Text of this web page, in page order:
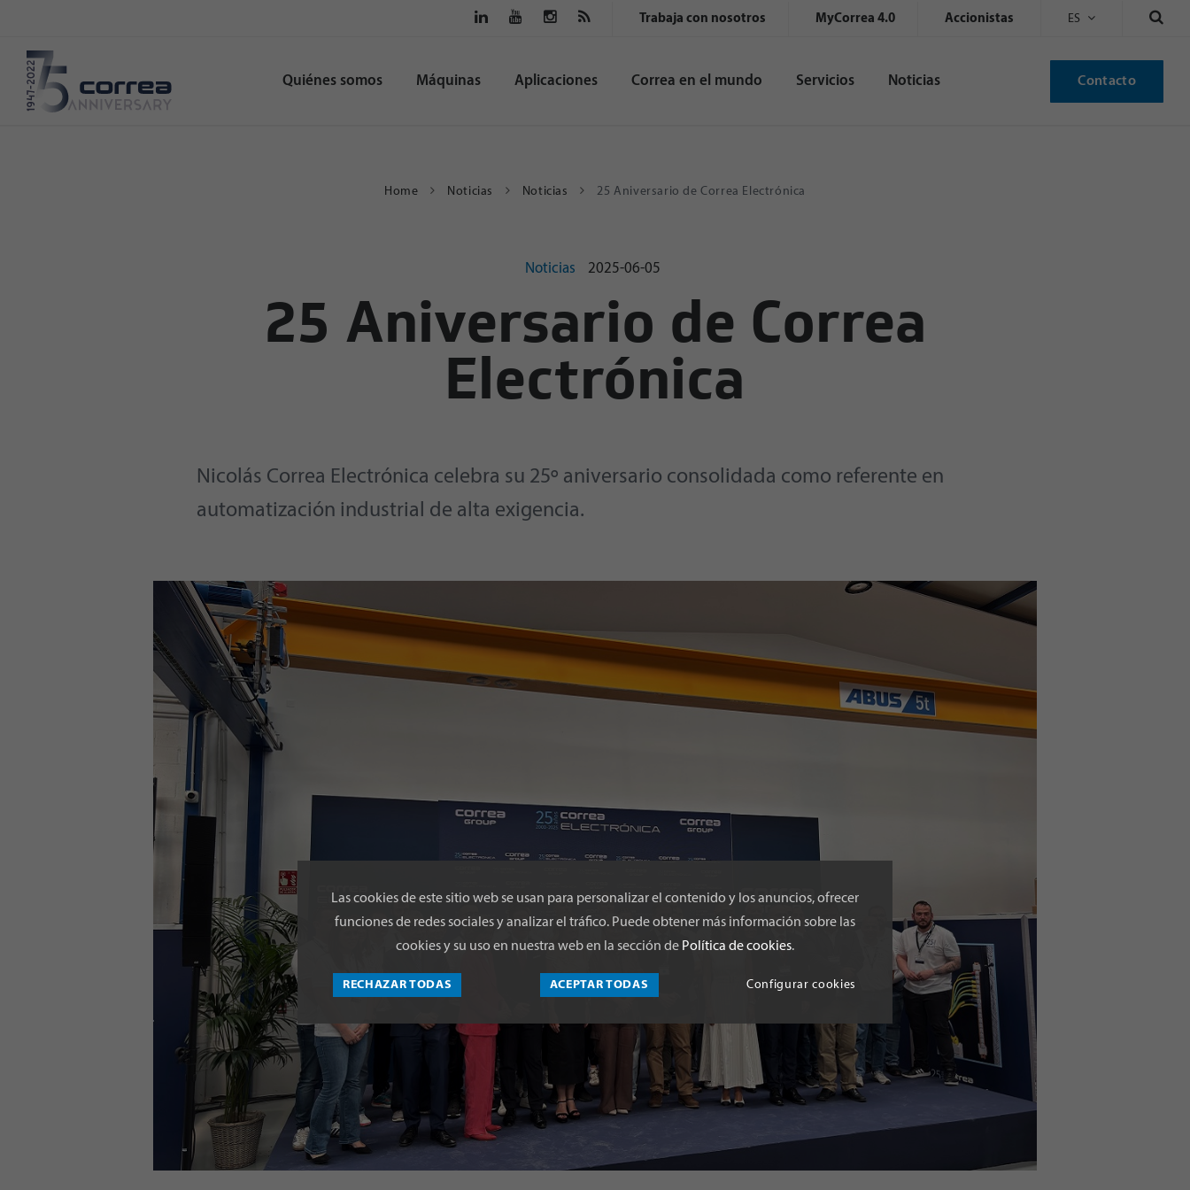
Trabaja con nosotros MyCorrea 4.0 Accionistas ES
Quiénes somos Máquinas Aplicaciones Correa en el mundo Servicios Noticias Contacto
Home Noticias Noticias 25 Aniversario de Correa Electrónica
Noticias 2025-06-05
25 Aniversario de Correa
Electrónica
Nicolás Correa Electrónica celebra su 25º aniversario consolidada como referente en
automatización industrial de alta exigencia.
Las cookies de este sitio web se usan para personalizar el contenido y los anuncios, ofrecer
funciones de redes sociales y analizar el tráfico. Puede obtener más información sobre las
cookies y su uso en nuestra web en la sección de Política de cookies.
RECHAZAR TODAS ACEPTAR TODAS Configurar cookies